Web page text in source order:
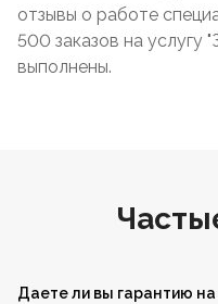
отзывы о работе
500 заказов на услугу
выполнены.
Даете ли вы гарантию